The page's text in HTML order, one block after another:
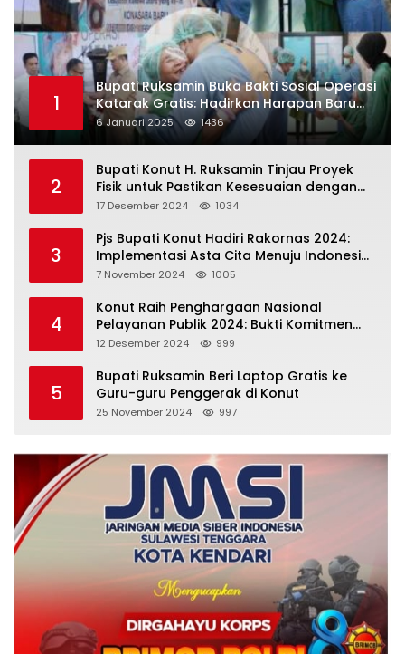
1
Bupati Ruksamin Buka Bakti Sosial Operasi
Katarak Gratis: Hadirkan Harapan Baru
bagi Masyarakat Konut
6 Januari 2025 1436
2
Bupati Konut H. Ruksamin Tinjau Proyek
Fisik untuk Pastikan Kesesuaian dengan
Perencanaan
17 Desember 2024 1034
3
Pjs Bupati Konut Hadiri Rakornas 2024:
Implementasi Asta Cita Menuju Indonesia
Emas
7 November 2024 1005
4
Konut Raih Penghargaan Nasional
Pelayanan Publik 2024: Bukti Komitmen
Menuju Pelayanan Prima
12 Desember 2024 999
5
Bupati Ruksamin Beri Laptop Gratis ke
Guru-guru Penggerak di Konut
25 November 2024 997